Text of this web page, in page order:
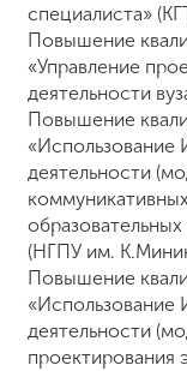
специалиста»
Повышение
«Управление
деятельности
Повышение
«Использование
деятельности
(НГПУ им.
Повышение
«Использование
деятельности
проектирования